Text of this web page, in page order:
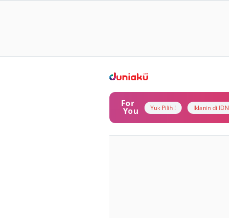
For
You Yuk Pilih ! Iklanin di IDN